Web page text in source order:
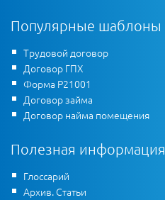
Популярные шаблоны
Трудовой договор
Договор ГПХ
Форма Р21001
Договор займа
Договор найма помещения
Полезная информация
Глоссарий
Архив. Статьи